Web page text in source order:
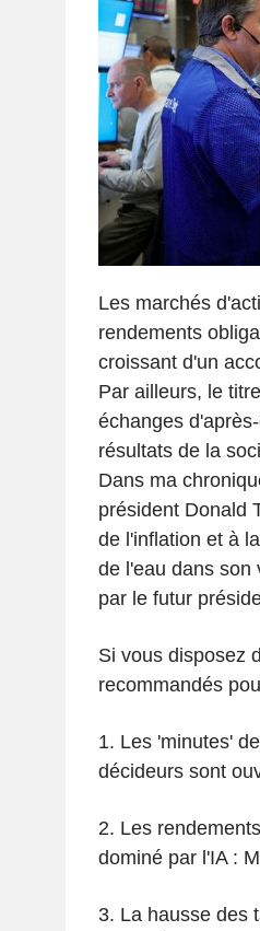
Les marchés
rendements
croissant d'un
Par ailleurs, le
échanges
résultats de la
Dans ma
président Donald
de l'inflation et à
de l'eau dans son
par le futur
Si vous disposez
recommandés
1. Les 'minutes'
décideurs sont
2. Les
dominé par l'IA :
3. La hausse des